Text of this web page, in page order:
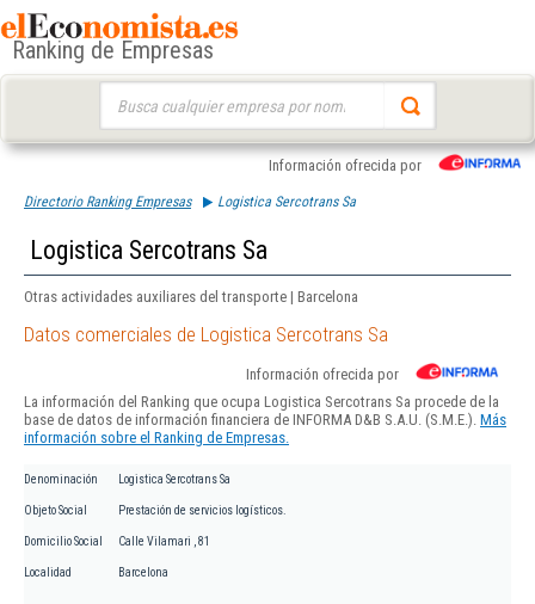
Ranking de Empresas
Información ofrecida por
Directorio Ranking Empresas Logistica Sercotrans Sa
Logistica Sercotrans Sa
Otras actividades auxiliares del transporte | Barcelona
Datos comerciales de Logistica Sercotrans Sa
Información ofrecida por
La información del Ranking que ocupa Logistica Sercotrans Sa procede de la
base de datos de información financiera de INFORMA D&B S.A.U. (S.M.E.). Más
información sobre el Ranking de Empresas.
Denominación Logistica Sercotrans Sa
Objeto Social Prestación de servicios logísticos.
Domicilio Social Calle Vilamari , 81
Localidad Barcelona